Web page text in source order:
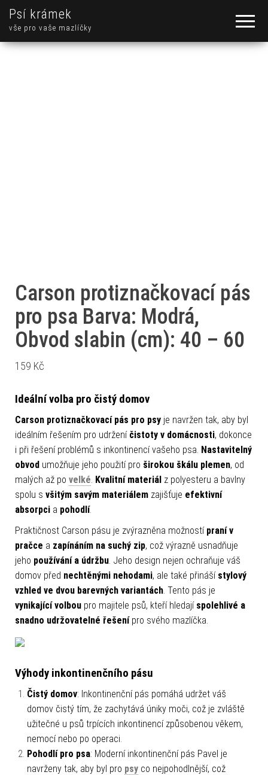
Psí krámek
vše pro vaše mazlíčky
Carson protiznačkovací pás
pro psa Barva: Modrá,
Obvod slabin (cm): 40 – 60
159 Kč
Ideální volba pro čistý domov
Carson protiznačkovací pás pro psy je navržen tak, aby byl
ideálním řešením pro udržení čistoty v domácnosti, dokonce
i při řešení problémů s inkontinencí vašeho psa. Nastavitelný
obvod umožňuje jeho použití pro širokou škálu plemen, od
malých až po velké. Kvalitní materiál z polyesteru a bavlny
spolu s všitým savým materiálem zajišťuje efektivní
absorpci a pohodlí.
Praktičnost Carson pásu je zvýrazněna možností praní v
pračce a zapínáním na suchý zip, což výrazně usnadňuje
jeho používání a údržbu. Jeho design nejen ochraňuje váš
domov před nechtěnými nehodami, ale také přináší stylový
vzhled ve dvou barevných variantách. Tento pás je
vynikající volbou pro majitele psů, kteří hledají spolehlivé a
snadno udržovatelné řešenípro svého mazlíčka.
Výhody inkontinenčního pásu
Čistý domov: Inkontinenční pás pomáhá udržet váš
domov čistý tím, že zachytává úniky moči, což je zvláště
užitečné u psů trpících inkontinencí způsobenou věkem,
nemocí nebo po operaci.
Pohodlí pro psa: Moderní inkontinenční pás Pavel je
navrženy tak, aby byl pro psy co nejpohodlnější, což